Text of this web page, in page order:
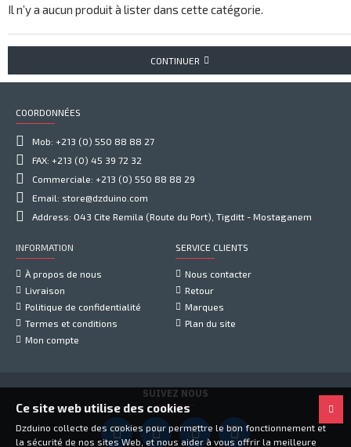
Il n’y a aucun produit à lister dans cette catégorie.
CONTINUER
COORDONNÉES
Mob: +213 (0) 550 88 88 27
FAX: +213 (0) 45 39 72 32
Commerciale: +213 (0) 550 88 88 29
Email: store@dzduino.com
Address: 043 Cite Remila (Route du Port), Tigditt - Mostaganem
INFORMATION
À propos de nous
Livraison
Politique de confidentialité
Termes et conditions
Mon compte
SERVICE CLIENTS
Nous contacter
Retour
Marques
Plan du site
SUIVEZ NOUS
Ce site web utilise des cookies
Dzduino collecte des cookies pour permettre le bon fonctionnement et
la sécurité de nos sites Web, et nous aider à vous offrir la meilleure